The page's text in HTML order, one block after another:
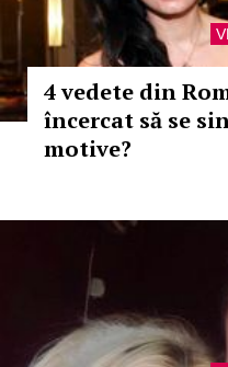
4 vedete din
încercat să se
motive?